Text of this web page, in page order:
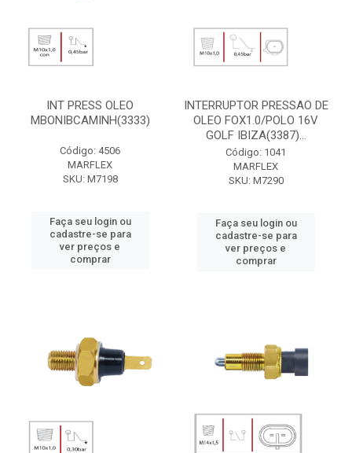
INT PRESS OLEO
MBONIBCAMINH(3333)
Código: 4506
MARFLEX
SKU: M7198
Faça seu login ou
cadastre-se para
ver preços e
comprar
INTERRUPTOR PRESSAO DE
OLEO FOX1.0/POLO 16V
GOLF IBIZA(3387)...
Código: 1041
MARFLEX
SKU: M7290
Faça seu login ou
cadastre-se para
ver preços e
comprar